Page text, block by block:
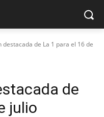
destacada de La 1 para el 16 de
de
julio